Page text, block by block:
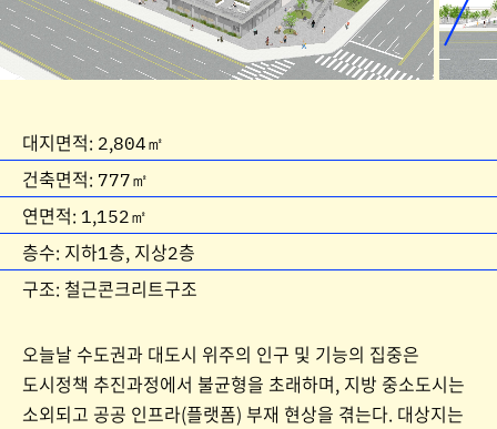
대지면적: 2,804㎡
건축면적: 777㎡
연면적: 1,152㎡
층수: 지하1층, 지상2층
구조: 철근콘크리트구조
오늘날 수도권과 대도시 위주의 인구 및 기능의 집중은
도시정책 추진과정에서 불균형을 초래하며, 지방 중소도시는
소외되고 공공 인프라(플랫폼) 부재 현상을 겪는다. 대상지는